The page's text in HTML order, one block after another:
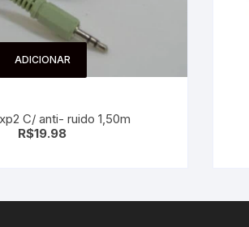
ADICIONAR
cabo p2xp2 C/ anti- ruido 1,50m
R$19.98